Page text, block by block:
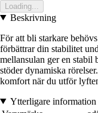
Loading...
Beskrivning
För att bli starkare
förbättrar din stabilitet
mellansulan ger en
stöder dynamiska
komfort när du utför
Ytterligare information